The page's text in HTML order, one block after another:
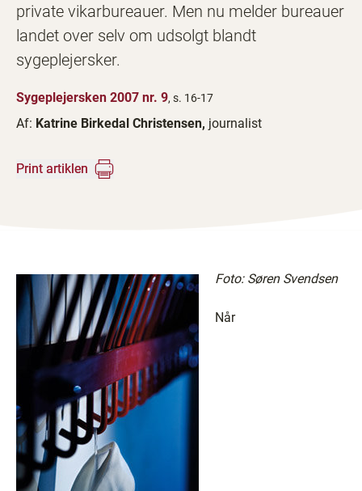
private vikarbureauer. Men nu melder bureauer
landet over selv om udsolgt blandt
sygeplejersker.
Sygeplejersken 2007 nr. 9, s. 16-17
Af: Katrine Birkedal Christensen, journalist
Print artiklen
Foto: Søren Svendsen
Når